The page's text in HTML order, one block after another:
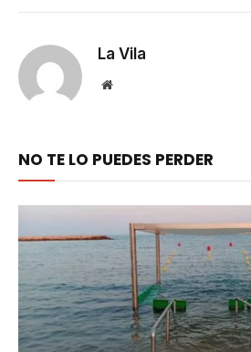
La Vila
Website
NO TE LO PUEDES PERDER